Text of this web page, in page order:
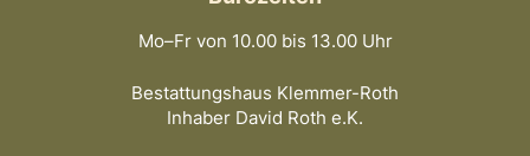
Mo–Fr von 10.00 bis 13.00 Uhr
Bestattungshaus Klemmer-Roth
Inhaber David Roth e.K.